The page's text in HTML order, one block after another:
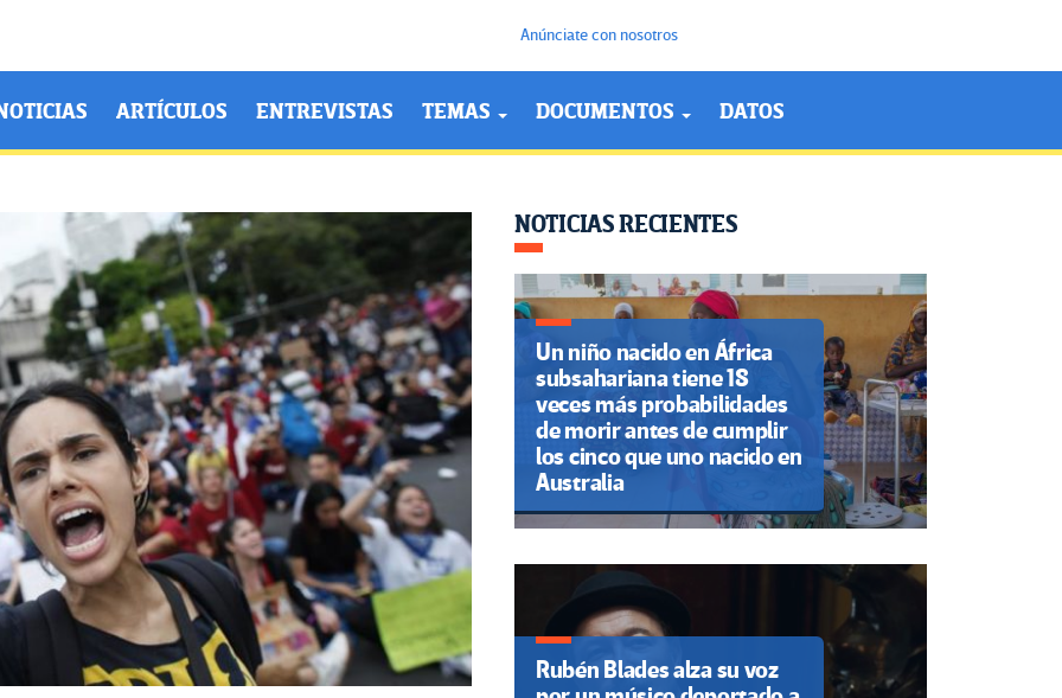
Anúnciate con nosotros
ARTÍCULOS ENTREVISTAS TEMAS DOCUMENTOS DATOS
NOTICIAS RECIENTES
Un niño nacido en África
subsahariana tiene 18
veces más probabilidades
de morir antes de cumplir
los cinco que uno nacido en
Australia
Rubén Blades alza su voz